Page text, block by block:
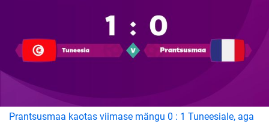
Prantsusmaa kaotas viimase mängu 0 : 1 Tuneesiale, aga